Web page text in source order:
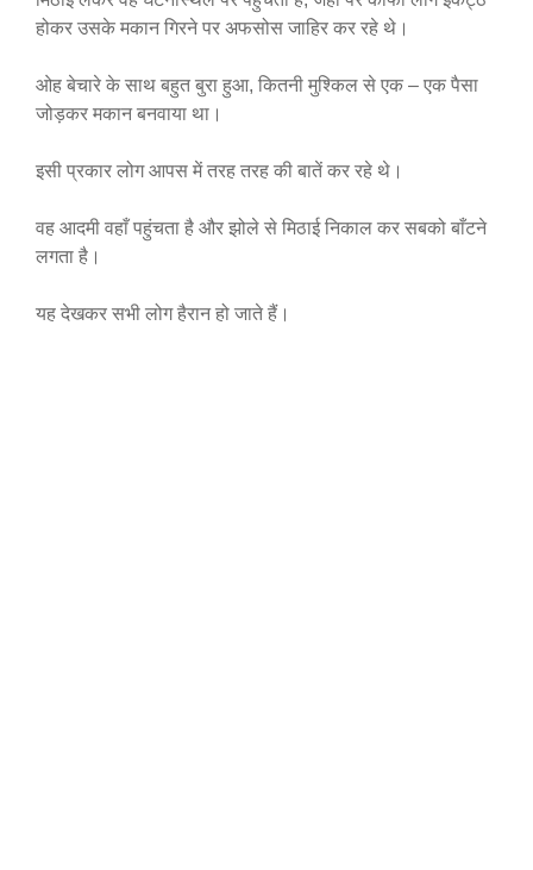
होकर उसके मकान गिरने पर अफसोस जाहिर कर रहे थे।
ओह बेचारे के साथ बहुत बुरा हुआ, कितनी मुश्किल से एक – एक पैसा
जोड़कर मकान बनवाया था।
इसी प्रकार लोग आपस में तरह तरह की बातें कर रहे थे।
वह आदमी वहाँ पहुंचता है और झोले से मिठाई निकाल कर सबको बाँटने
लगता है।
यह देखकर सभी लोग हैरान हो जाते हैं।